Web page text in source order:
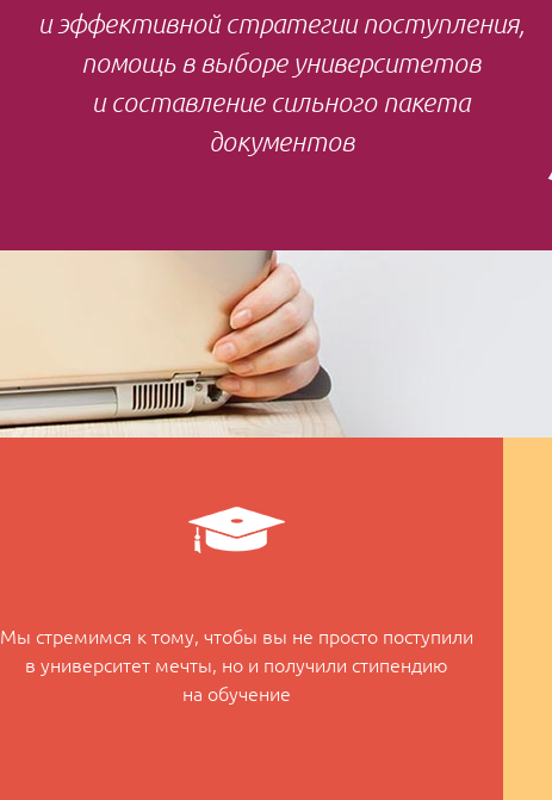
и эффективной стратегии поступления,
помощь в выборе университетов
и составление сильного пакета
документов
Мы стремимся к тому, чтобы вы не просто поступили
в университет мечты, но и получили стипендию
на обучение